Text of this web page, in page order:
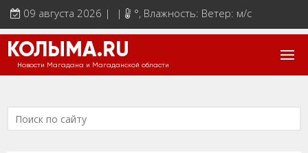
09 августа 2026 | | °, Влажность: Ветер: м/с
КОЛЫМА.RU
Новости Магадана и Магаданской области